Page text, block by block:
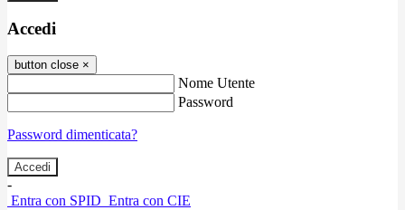
Accedi
button close ×
Nome Utente
Password
Password dimenticata?
-
Entra con SPID Entra con CIE